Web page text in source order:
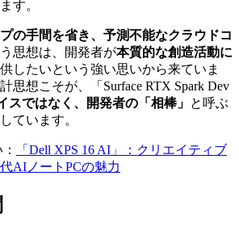
す。
の手間を省き、予測不能なクラウドコ
思想は、開発者が本質的な創造活動に
したいという強い思いから来ていま
思想こそが、「Surface RTX Spark Dev
スではなく、開発者の「相棒」 と呼ぶ
ています。
「Dell XPS 16 AI」：クリエイティブ
AIノートPCの魅力